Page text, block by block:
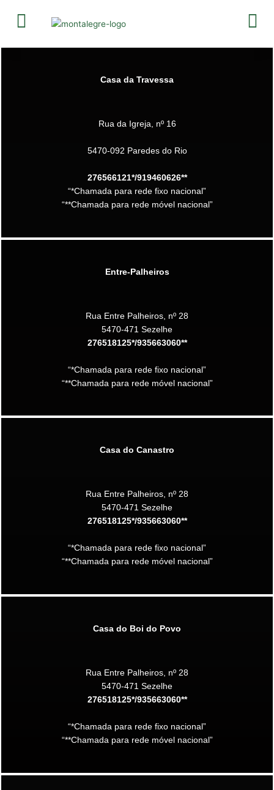
Casa da Travessa
Rua da Igreja, nº 16
5470-092 Paredes do Rio
276566121*/919460626**
“*Chamada para rede fixo nacional”
“**Chamada para rede móvel nacional”
Entre-Palheiros
Rua Entre Palheiros, nº 28
5470-471 Sezelhe
276518125*/935663060**
“*Chamada para rede fixo nacional”
“**Chamada para rede móvel nacional”
Casa do Canastro
Rua Entre Palheiros, nº 28
5470-471 Sezelhe
276518125*/935663060**
“*Chamada para rede fixo nacional”
“**Chamada para rede móvel nacional”
Casa do Boi do Povo
Rua Entre Palheiros, nº 28
5470-471 Sezelhe
276518125*/935663060**
“*Chamada para rede fixo nacional”
“**Chamada para rede móvel nacional”